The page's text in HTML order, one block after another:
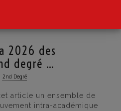
2026 des
degré …
2nd Degré
article un ensemble de
intra-académique